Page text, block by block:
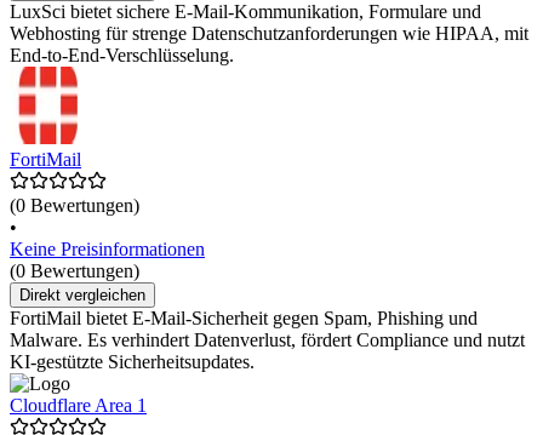
LuxSci bietet sichere E-Mail-Kommunikation, Formulare und
Webhosting für strenge Datenschutzanforderungen wie HIPAA, mit
End-to-End-Verschlüsselung.
FortiMail
(0 Bewertungen)
•
Keine Preisinformationen
(0 Bewertungen)
Direkt vergleichen
FortiMail bietet E-Mail-Sicherheit gegen Spam, Phishing und
Malware. Es verhindert Datenverlust, fördert Compliance und nutzt
KI-gestützte Sicherheitsupdates.
Cloudflare Area 1